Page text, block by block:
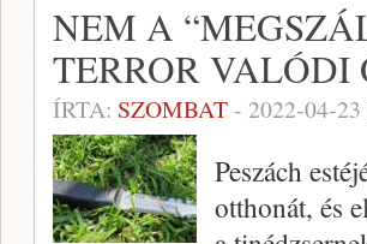
NEM A
TERROR VALÓDI
ÍRTA: SZOMBAT- 2022-04-23
Peszách
otthonát, és